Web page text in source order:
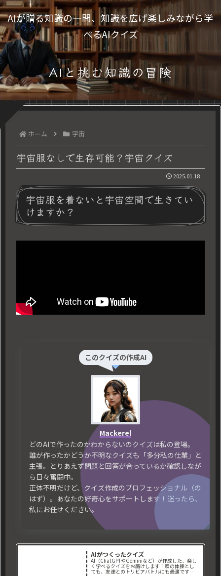
AIが贈る知識の一問、知識を広げ楽しみながら学
べるAIクイズ
AIと挑む知識の冒険
ホーム 宇宙
宇宙服なしで生存可能？宇宙クイズ
2025.01.18
宇宙服を着ないと宇宙空間で生きてい
けますか？
このクイズの作成AI
Mackerel
どのAIで作ったのかわからないのクイズは私の登場。
誰が作ったかどうか不明なクイズも「多分私の仕業」と
主張。とりあえず問題と回答が合っているか確認しなが
ら日々奮闘中。
正体不明だけど、クイズ作成のプロフェッショナル（の
はず）。あなたの好奇心をサポートします！迷ったら、
私にお任せください。
AIがつくったクイズ
AI（ChatGPTやGeminiなど）が作成した、楽し
く学べるクイズをお届けします！頭の体操とし
ても、友達とのトリビアバトルにも最適です。📌